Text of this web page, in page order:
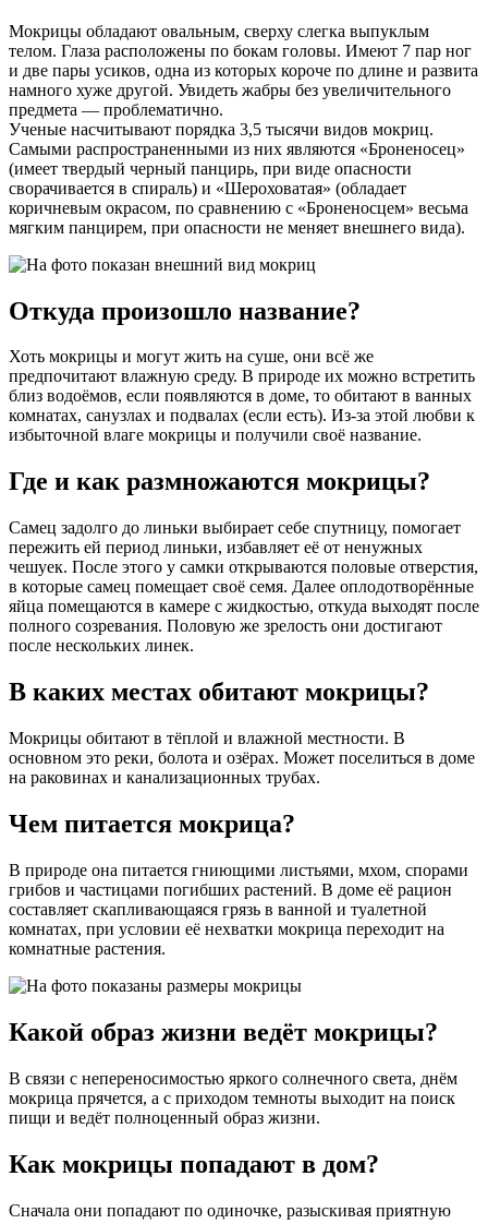
Мокрицы обладают овальным, сверху слегка выпуклым
телом. Глаза расположены по бокам головы. Имеют 7 пар ног
и две пары усиков, одна из которых короче по длине и развита
намного хуже другой. Увидеть жабры без увеличительного
предмета — проблематично.
Ученые насчитывают порядка 3,5 тысячи видов мокриц.
Самыми распространенными из них являются «Броненосец»
(имеет твердый черный панцирь, при виде опасности
сворачивается в спираль) и «Шероховатая» (обладает
коричневым окрасом, по сравнению с «Броненосцем» весьма
мягким панцирем, при опасности не меняет внешнего вида).
Откуда произошло название?
Хоть мокрицы и могут жить на суше, они всё же
предпочитают влажную среду. В природе их можно встретить
близ водоёмов, если появляются в доме, то обитают в ванных
комнатах, санузлах и подвалах (если есть). Из-за этой любви к
избыточной влаге мокрицы и получили своё название.
Где и как размножаются мокрицы?
Самец задолго до линьки выбирает себе спутницу, помогает
пережить ей период линьки, избавляет её от ненужных
чешуек. После этого у самки открываются половые отверстия,
в которые самец помещает своё семя. Далее оплодотворённые
яйца помещаются в камере с жидкостью, откуда выходят после
полного созревания. Половую же зрелость они достигают
после нескольких линек.
В каких местах обитают мокрицы?
Мокрицы обитают в тёплой и влажной местности. В
основном это реки, болота и озёрах. Может поселиться в доме
на раковинах и канализационных трубах.
Чем питается мокрица?
В природе она питается гниющими листьями, мхом, спорами
грибов и частицами погибших растений. В доме её рацион
составляет скапливающаяся грязь в ванной и туалетной
комнатах, при условии её нехватки мокрица переходит на
комнатные растения.
Какой образ жизни ведёт мокрицы?
В связи с непереносимостью яркого солнечного света, днём
мокрица прячется, а с приходом темноты выходит на поиск
пищи и ведёт полноценный образ жизни.
Как мокрицы попадают в дом?
Сначала они попадают по одиночке, разыскивая приятную